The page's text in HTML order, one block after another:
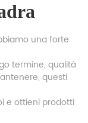
una forte
termine, qualità
questi
e ottieni prodotti